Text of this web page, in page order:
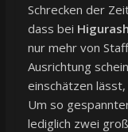
Schrecken der
dass bei
nur mehr von
Ausrichtung
einschätzen
Um so
lediglich zwei